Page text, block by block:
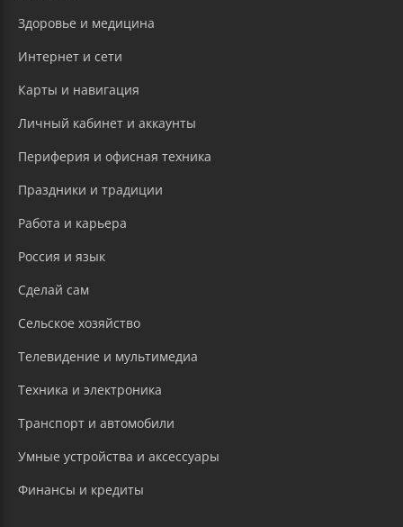
Здоровье и медицина
Интернет и сети
Карты и навигация
Личный кабинет и аккаунты
Периферия и офисная техника
Праздники и традиции
Работа и карьера
Россия и язык
Сделай сам
Сельское хозяйство
Телевидение и мультимедиа
Техника и электроника
Транспорт и автомобили
Умные устройства и аксессуары
Финансы и кредиты